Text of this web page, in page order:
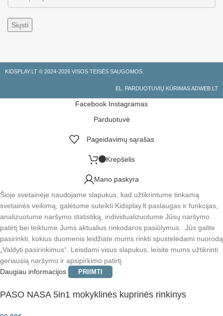
KIDSPLAY.LT © 2024-2026 VISOS TEISĖS SAUGOMOS.
EL. PARDUOTUVIŲ KŪRIMAS ADWEB.LT
Facebook Instagramas
Parduotuvė
Pageidavimų sąrašas
Krepšelis
Mano paskyra
Šioje svetainėje naudojame slapukus, kad užtikrintume tinkamą
svetainės veikimą, galėtume suteikti Kidsplay.lt paslaugas ir funkcijas,
analizuotume naršymo statistiką, individualizuotume Jūsų naršymo
patirtį bei teiktume Jums aktualius rinkodaros pasiūlymus. Jūs galite
pasirinkti, kokius duomenis leidžiate mums rinkti spustelėdami nuorodą
„Valdyti pasirinkimus“. Leisdami visus slapukus, leisite mums užtikrinti
geriausią naršymo ir apsipirkimo patirtį.
Daugiau informacijos
PRIIMTI
PASO NASA 5in1 mokyklinės kuprinės rinkinys